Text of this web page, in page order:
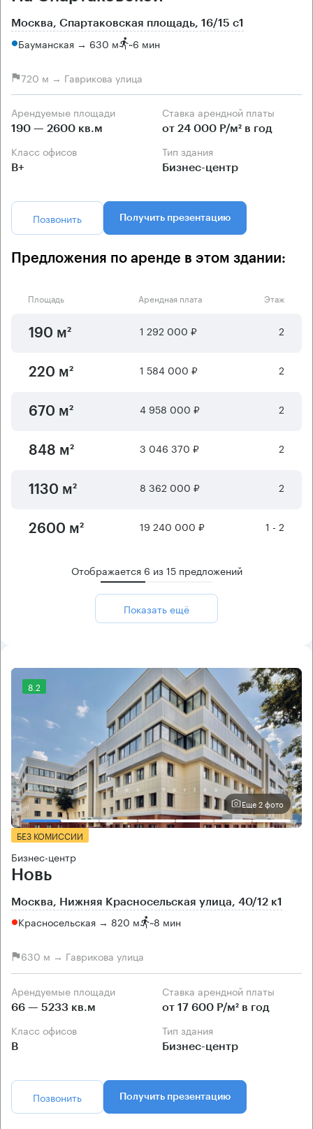
Москва, Спартаковская площадь, 16/15 с1
Бауманская → 630 м ~6 мин
720 м → Гаврикова улица
Арендуемые площади
190 — 2600 кв.м
Ставка арендной платы
от 24 000 Р/м² в год
Класс офисов
B+
Тип здания
Бизнес-центр
Позвонить Получить презентацию
Предложения по аренде в этом здании:
Площадь Арендная плата Этаж
190 м² 1 292 000 ₽ 2
220 м² 1 584 000 ₽ 2
670 м² 4 958 000 ₽ 2
848 м² 3 046 370 ₽ 2
1130 м² 8 362 000 ₽ 2
2600 м² 19 240 000 ₽ 1 - 2
Отображается 6 из15предложений
Показать ещё
8.2
Еще 2 фото
БЕЗ КОМИССИИ
Бизнес-центр
Новь
Москва, Нижняя Красносельская улица, 40/12 к1
Красносельская → 820 м ~8 мин
630 м → Гаврикова улица
Арендуемые площади
66 — 5233 кв.м
Ставка арендной платы
от 17 600 Р/м² в год
Класс офисов
B
Тип здания
Бизнес-центр
Позвонить Получить презентацию